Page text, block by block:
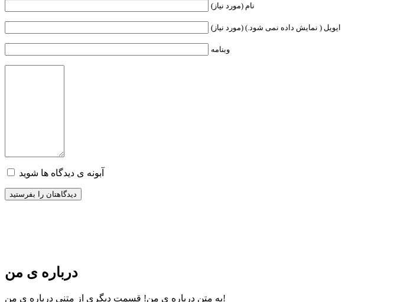
نام (مورد نیاز)
ایویل ( نمایش داده نمی شود.) (مورد نیاز)
وبنامه
آبونه ی دیدگاه ها شوید
درباره ی من
یه متن درباره ی من!قسمت دیگری از متنی درباره ی من!